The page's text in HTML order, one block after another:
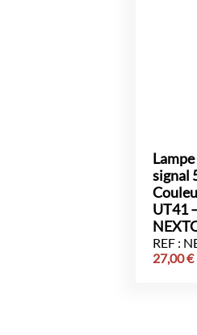
signal
UT41
REF :
27,00€